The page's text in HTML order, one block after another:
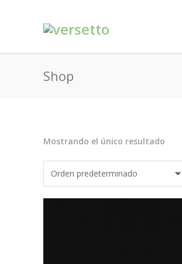
Shop
Mostrando el único resultado